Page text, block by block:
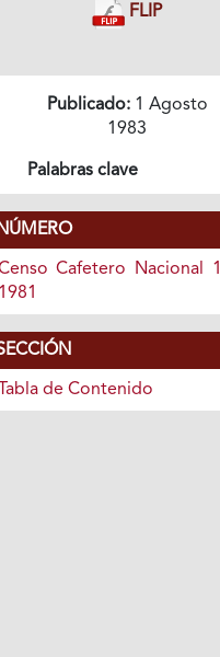
FLIP
Publicado:1 Agosto
1983
Palabras clave
NÚMERO
Cafetero Nacional
1981
Tabla de Contenido